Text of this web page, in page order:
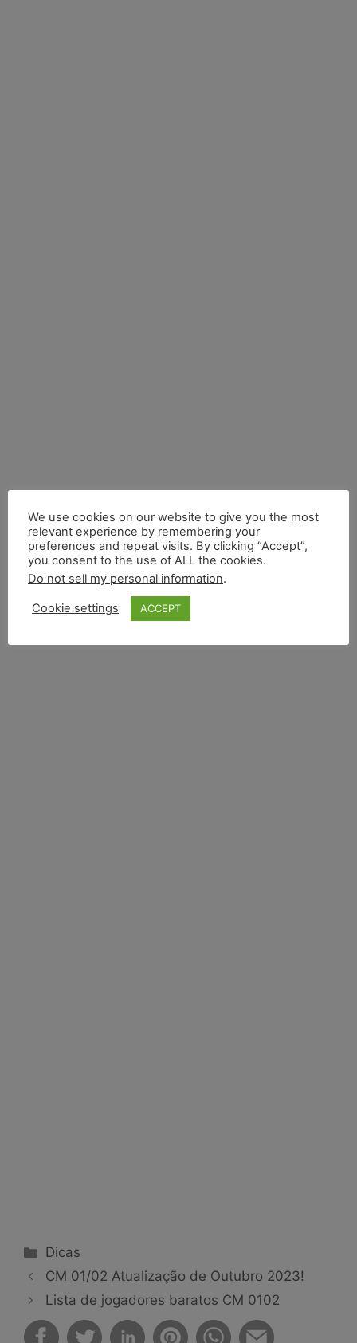
Categorias
Dicas
CM 01/02 Atualização de Outubro 2023!
Lista de jogadores baratos CM 0102
We use cookies on our website to give you the most
relevant experience by remembering your
preferences and repeat visits. By clicking “Accept”,
you consent to the use of ALL the cookies.
Do not sell my personal information.
Cookie settings ACCEPT